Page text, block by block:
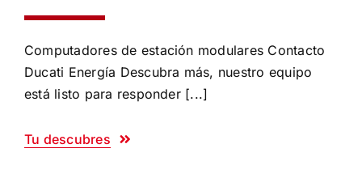
Computadores de estación modulares Contacto
Ducati Energía Descubra más, nuestro equipo
está listo para responder [...]
Tu descubres